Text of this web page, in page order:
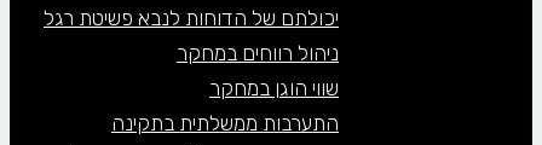
יכולתם של הדוחות לנבא פשיטת רגל
ניהול רווחים במחקר
שווי הוגן במחקר
התערבות ממשלתית בתקינה